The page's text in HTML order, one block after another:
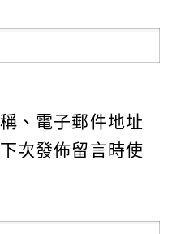
、電子郵件地址
次發佈留言時使